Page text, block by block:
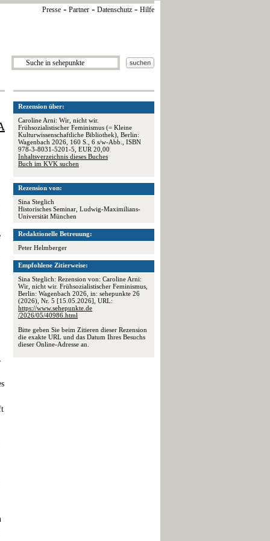
Presse - Partner - Datenschutz - Hilfe
Rezension über:
Caroline Arni: Wir, nicht wir.
Frühsozialistischer Feminismus (= Kleine
Kulturwissenschaftliche Bibliothek), Berlin:
Wagenbach 2026, 160 S., 6 s/w-Abb., ISBN
978-3-8031-5201-5, EUR 20,00
Inhaltsverzeichnis dieses Buches
Buch im KVK suchen
Rezension von:
Sina Steglich
Historisches Seminar, Ludwig-Maximilians-
Universität München
Redaktionelle Betreuung:
Peter Helmberger
Empfohlene Zitierweise:
Sina Steglich: Rezension von: Caroline Arni:
Wir, nicht wir. Frühsozialistischer Feminismus,
Berlin: Wagenbach 2026, in: sehepunkte 26
(2026), Nr. 5 [15.05.2026], URL:
https://www.sehepunkte.de
/2026/05/40986.html
Bitte geben Sie beim Zitieren dieser Rezension
die exakte URL und das Datum Ihres Besuchs
dieser Online-Adresse an.